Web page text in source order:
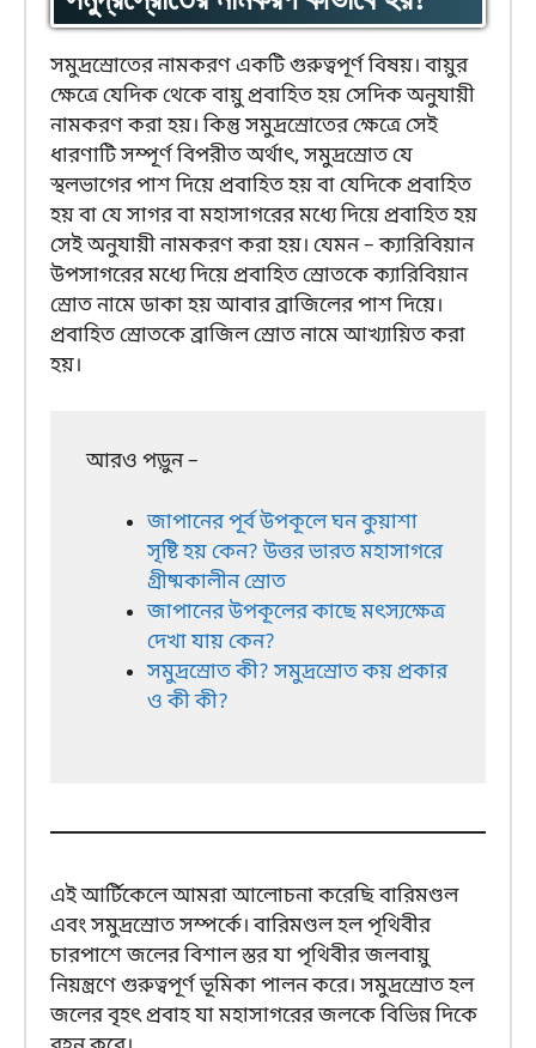
সমুদ্রস্রোতের নামকরণ একটি গুরুত্বপূর্ণ বিষয়। বায়ুর
ক্ষেত্রে যেদিক থেকে বায়ু প্রবাহিত হয় সেদিক অনুযায়ী
নামকরণ করা হয়। কিন্তু সমুদ্রস্রোতের ক্ষেত্রে সেই
ধারণাটি সম্পূর্ণ বিপরীত অর্থাৎ, সমুদ্রস্রোত যে
স্থলভাগের পাশ দিয়ে প্রবাহিত হয় বা যেদিকে প্রবাহিত
হয় বা যে সাগর বা মহাসাগরের মধ্যে দিয়ে প্রবাহিত হয়
সেই অনুযায়ী নামকরণ করা হয়। যেমন – ক্যারিবিয়ান
উপসাগরের মধ্যে দিয়ে প্রবাহিত স্রোতকে ক্যারিবিয়ান
স্রোত নামে ডাকা হয় আবার ব্রাজিলের পাশ দিয়ে।
প্রবাহিত স্রোতকে ব্রাজিল স্রোত নামে আখ্যায়িত করা
হয়।
আরও পড়ুন –
জাপানের পূর্ব উপকূলে ঘন কুয়াশা
সৃষ্টি হয় কেন? উত্তর ভারত মহাসাগরে
গ্রীষ্মকালীন স্রোত
জাপানের উপকূলের কাছে মৎস্যক্ষেত্র
দেখা যায় কেন?
সমুদ্রস্রোত কী? সমুদ্রস্রোত কয় প্রকার
ও কী কী?
এই আর্টিকেলে আমরা আলোচনা করেছি বারিমণ্ডল
এবং সমুদ্রস্রোত সম্পর্কে। বারিমণ্ডল হল পৃথিবীর
চারপাশে জলের বিশাল স্তর যা পৃথিবীর জলবায়ু
নিয়ন্ত্রণে গুরুত্বপূর্ণ ভূমিকা পালন করে। সমুদ্রস্রোত হল
জলের বৃহৎ প্রবাহ যা মহাসাগরের জলকে বিভিন্ন দিকে